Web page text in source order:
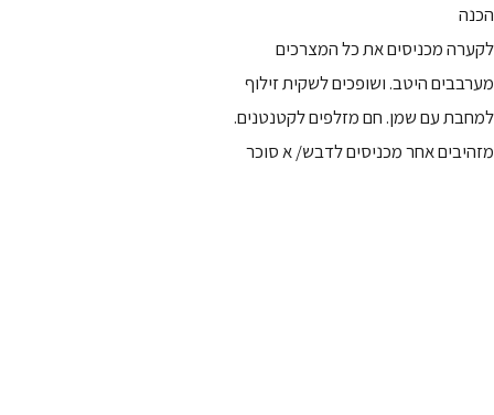
הכנה
לקערה מכניסים את כל המצרכים
מערבבים היטב. ושופכים לשקית זילוף
למחבת עם שמן. חם מזלפים לקטנטנים.
מזהיבים אחר מכניסים לדבש/ א סוכר